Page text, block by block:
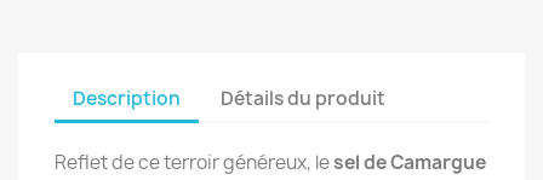
Description Détails du produit
Reflet de ce terroir généreux, lesel de Camargue